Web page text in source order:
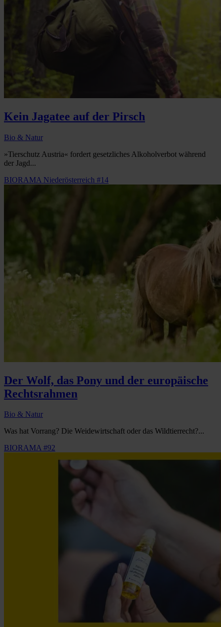
Kein Jagatee auf der Pirsch
Bio & Natur
»Tierschutz Austria« fordert gesetzliches Alkoholverbot während
der Jagd...
BIORAMA Niederösterreich #14
Der Wolf, das Pony und der europäische
Rechtsrahmen
Bio & Natur
Was hat Vorrang? Die Weidewirtschaft oder das Wildtierrecht?...
BIORAMA #92